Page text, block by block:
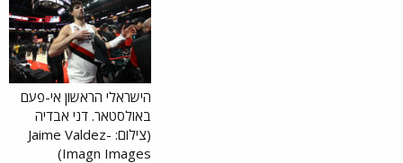
של לוס
אנג'ל
ס
קליפר
ס
sport
1.ma
ariv.c
o.il
הישראלי הראשון אי-פעם
באולסטאר. דני אבדיה
(צילום: Jaime Valdez-
Imagn Images)